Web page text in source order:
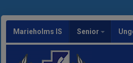
Marieholms IS Senior